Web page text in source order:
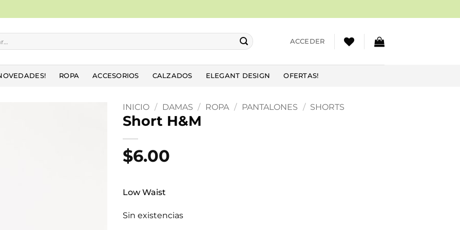
ACCEDER
ROPA ACCESORIOS CALZADOS ELEGANT DESIGN OFERTAS!
INICIO / DAMAS / ROPA / PANTALONES / SHORTS
Short H&M
$6.00
Low Waist
Sin existencias